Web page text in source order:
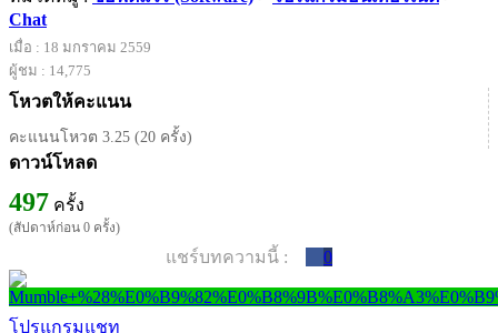
Chat
เมื่อ : 18 มกราคม 2559
ผู้ชม : 14,775
โหวตให้คะแนน
คะแนนโหวต 3.25 (20 ครั้ง)
ดาวน์โหลด
497 ครั้ง
(สัปดาห์ก่อน 0 ครั้ง)
แชร์บทความนี้ : 0
โปรแกรมแชท